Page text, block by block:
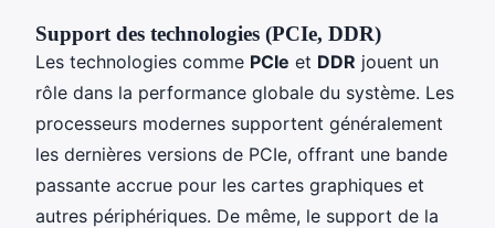
Support des technologies (PCIe, DDR)
Les technologies comme PCIe et DDR jouent un
rôle dans la performance globale du système. Les
processeurs modernes supportent généralement
les dernières versions de PCIe, offrant une bande
passante accrue pour les cartes graphiques et
autres périphériques. De même, le support de la